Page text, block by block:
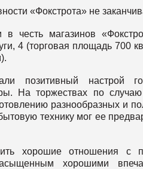
«Фокстрота» не
в честь магазинов
4 (торговая площадь 700
позитивный настрой
На торжествах по
разнообразных и
технику мог ее
хорошие отношения с
хорошими